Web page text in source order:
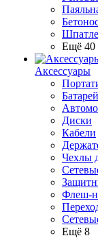
Ещё 40
Аксессуары
Диски
Кабели
Чехлы
Флеш-
Ещё 8